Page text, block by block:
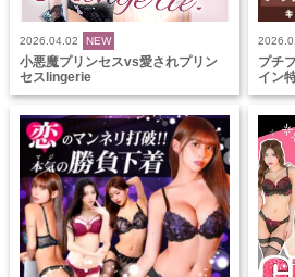
2026.04.02 NEW
小悪魔プリンセスvs愛されプリン
セスlingerie
プチ
イン